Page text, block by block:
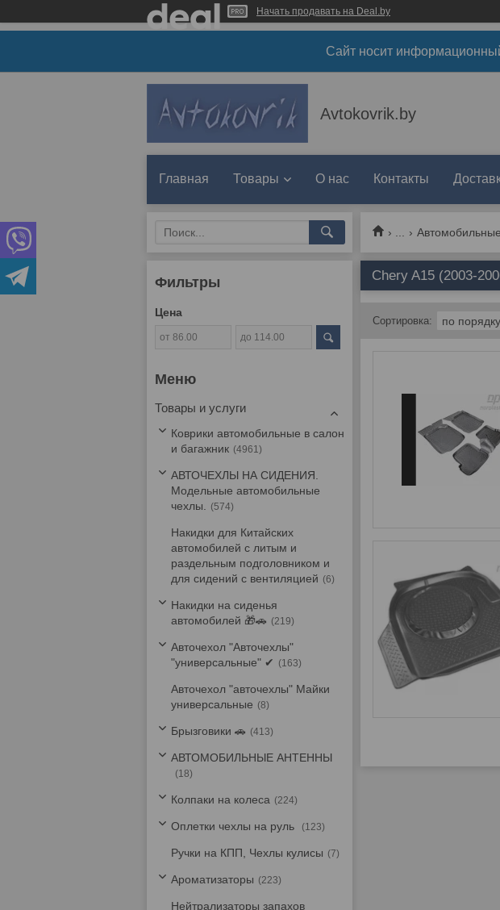
Начать продавать на Deal.by
Сайт носит
Avtokovrik.by
Главная Товары О нас Контакты
Chery A15 (2003-
Фильтры
Цена
Товары и услуги
Коврики автомобильные в салон
и багажник
4961
АВТОЧЕХЛЫ НА СИДЕНИЯ.
Модельные автомобильные
чехлы.
574
Накидки для Китайских
автомобилей с литым и
раздельным подголовником и
для сидений с вентиляцией
6
Накидки на сиденья
автомобилей 🎁🚗
219
Авточехол "Авточехлы"
"универсальные" ✔
163
Авточехол "авточехлы" Майки
универсальные
8
Брызговики 🚗 413
АВТОМОБИЛЬНЫЕ АНТЕННЫ
18
Колпаки на колеса 224
Оплетки чехлы на руль 123
Ручки на КПП, Чехлы кулисы 7
Ароматизаторы 223
Нейтрализаторы запахов